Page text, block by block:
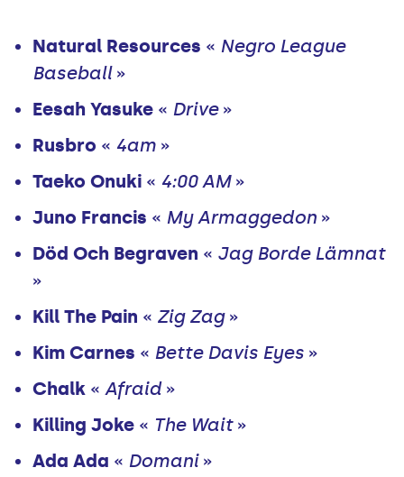
Natural Resources « Negro League
Baseball»
Eesah Yasuke « Drive»
Rusbro « 4am »
Taeko Onuki « 4:00 AM»
Juno Francis « My Armaggedon »
Död Och Begraven « Jag Borde Lämnat
»
Kill The Pain « Zig Zag»
Kim Carnes « Bette Davis Eyes »
Chalk « Afraid»
Killing Joke « The Wait»
Ada Ada « Domani»